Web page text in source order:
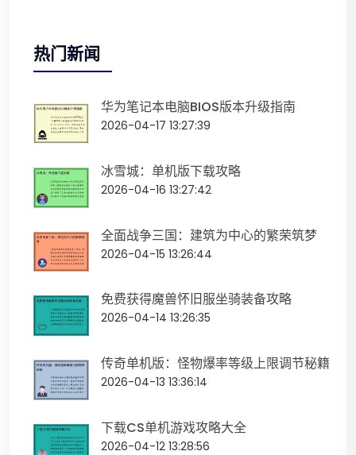
热门新闻
华为笔记本电脑BIOS版本升级指南
2026-04-17 13:27:39
冰雪城：单机版下载攻略
2026-04-16 13:27:42
全面战争三国：建筑为中心的繁荣筑梦
2026-04-15 13:26:44
免费获得魔兽怀旧服坐骑装备攻略
2026-04-14 13:26:35
传奇单机版：怪物爆率等级上限调节秘籍
2026-04-13 13:36:14
下载CS单机游戏攻略大全
2026-04-12 13:28:56